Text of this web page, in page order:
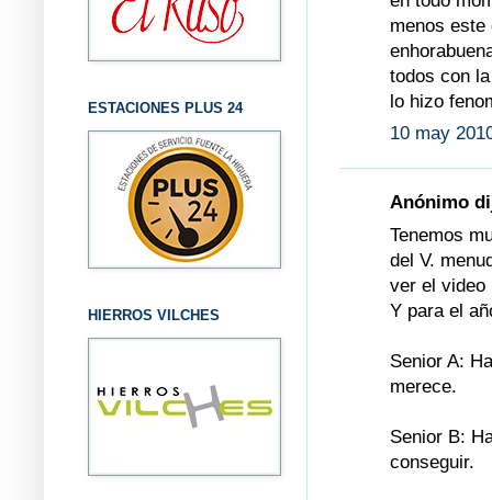
menos este
todos con
lo hizo
10 may
Anónimo
Tenemos
del V.
ver el video
Y para el
Senior A:
merece.
Senior B:
conseguir.
ESTACIONES PLUS 24
HIERROS VILCHES